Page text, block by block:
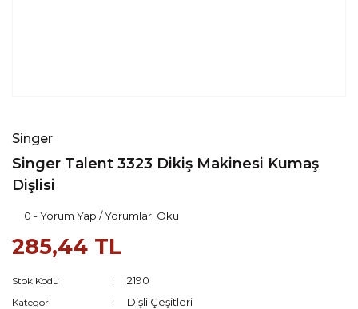
Singer
Singer Talent 3323 Dikiş Makinesi Kumaş
Dişlisi
0 - Yorum Yap / Yorumları Oku
285,44 TL
Stok Kodu 2190
Kategori Dişli Çeşitleri